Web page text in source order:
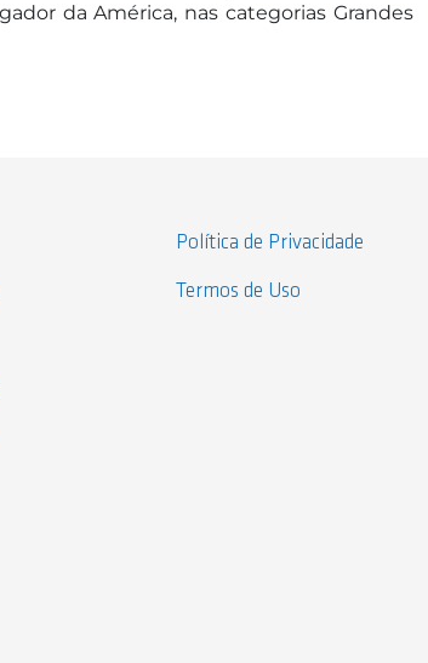
da América, nas categorias Grandes
Política de Privacidade
Termos de Uso